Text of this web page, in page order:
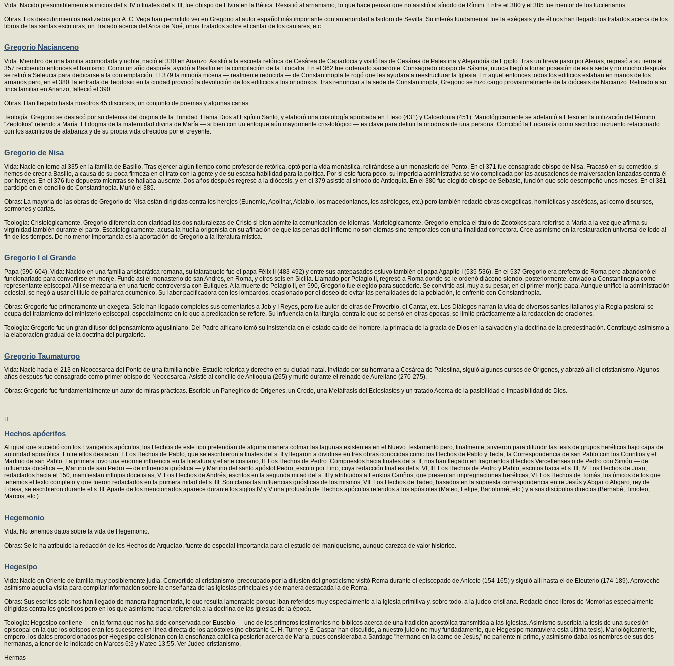
Vida: Nacido presumiblemente a inicios del s. IV o finales del s. III, fue obispo de Elvira en la Bética. Resistió al arrianismo, lo que hace pensar que no asistió al sínodo de Rímini. Entre el 380 y el 385 fue mentor de los luciferianos.
Obras: Los descubrimientos realizados por A. C. Vega han permitido ver en Gregorio al autor español más importante con anterioridad a Isidoro de Sevilla. Su interés fundamental fue la exégesis y de él nos han llegado los tratados acerca de los
libros de las santas escrituras, un Tratado acerca del Arca de Noé, unos Tratados sobre el cantar de los cantares, etc.
Gregorio Nacianceno
Vida: Miembro de una familia acomodada y noble, nació el 330 en Arianzo. Asistió a la escuela retórica de Cesárea de Capadocia y visitó las de Cesárea de Palestina y Alejandría de Egipto. Tras un breve paso por Atenas, regresó a su tierra el
357 recibiendo entonces el bautismo. Como un año después, ayudó a Basilio en la compilación de la Filocalia. En el 362 fue ordenado sacerdote. Consagrado obispo de Sásima, nunca llegó a tomar posesión de esta sede y no mucho después
se retiró a Seleucia para dedicarse a la contemplación. El 379 la minoría nicena — realmente reducida — de Constantinopla le rogó que les ayudara a reestructurar la Iglesia. En aquel entonces todos los edificios estaban en manos de los
arrianos pero, en el 380. la entrada de Teodosio en la ciudad provocó la devolución de los edificios a los ortodoxos. Tras renunciar a la sede de Constantinopla, Gregorio se hizo cargo provisionalmente de la diócesis de Nacianzo. Retirado a su
finca familiar en Arianzo, falleció el 390.
Obras: Han llegado hasta nosotros 45 discursos, un conjunto de poemas y algunas cartas.
Teología: Gregorio se destacó por su defensa del dogma de la Trinidad. Llama Dios al Espíritu Santo, y elaboró una cristología aprobada en Efeso (431) y Calcedonia (451). Mariológicamente se adelantó a Efeso en la utilización del término
"Zeotokos" referido a María. El dogma de la maternidad divina de María — si bien con un enfoque aún mayormente cris-tológico — es clave para definir la ortodoxia de una persona. Concibió la Eucaristía como sacrificio incruento relacionado
con los sacrificios de alabanza y de su propia vida ofrecidos por el creyente.
Gregorio de Nisa
Vida: Nació en torno al 335 en la familia de Basilio. Tras ejercer algún tiempo como profesor de retórica, optó por la vida monástica, retirándose a un monasterio del Ponto. En el 371 fue consagrado obispo de Nisa. Fracasó en su cometido, si
hemos de creer a Basilio, a causa de su poca firmeza en el trato con la gente y de su escasa habilidad para la política. Por si esto fuera poco, su impericia administrativa se vio complicada por las acusaciones de malversación lanzadas contra él
por herejes. En el 376 fue depuesto mientras se hallaba ausente. Dos años después regresó a la diócesis, y en el 379 asistió al sínodo de Antioquía. En el 380 fue elegido obispo de Sebaste, función que sólo desempeñó unos meses. En el 381
participó en el concilio de Constantinopla. Murió el 385.
Obras: La mayoría de las obras de Gregorio de Nisa están dirigidas contra los herejes (Eunomio, Apolinar, Ablabio, los macedonianos, los astrólogos, etc.) pero también redactó obras exegéticas, homiléticas y ascéticas, así como discursos,
sermones y cartas.
Teología: Cristológicamente, Gregorio diferencia con claridad las dos naturalezas de Cristo si bien admite la comunicación de idiomas. Mariológicamente, Gregorio emplea el título de Zeotokos para referirse a María a la vez que afirma su
virginidad también durante el parto. Escatológicamente, acusa la huella origenista en su afinación de que las penas del infierno no son eternas sino temporales con una finalidad correctora. Cree asimismo en la restauración universal de todo al
fin de los tiempos. De no menor importancia es la aportación de Gregorio a la literatura mística.
Gregorio I el Grande
Papa (590-604). Vida: Nacido en una familia aristocrática romana, su tatarabuelo fue el papa Félix II (483-492) y entre sus antepasados estuvo también el papa Agapito I (535-536). En el 537 Gregorio era prefecto de Roma pero abandonó el
funcionariado para convertirse en monje. Fundó así el monasterio de san Andrés, en Roma, y otros seis en Sicilia. Llamado por Pelagio II, regresó a Roma donde se le ordenó diácono siendo, posteriormente, enviado a Constantinopla como
representante episcopal. Allí se mezclaría en una fuerte controversia con Eutiques. A la muerte de Pelagio II, en 590, Gregorio fue elegido para sucederlo. Se convirtió así, muy a su pesar, en el primer monje papa. Aunque unificó la administración
eclesial, se negó a usar el título de patriarca ecuménico. Su labor pacificadora con los lombardos, ocasionado por el deseo de evitar las penalidades de la población, le enfrentó con Constantinopla.
Obras: Gregorio fue primeramente un exegeta. Sólo han llegado completos sus comentarios a Job y I Reyes, pero fue autor de otras de Proverbio, el Cantar, etc. Los Diálogos narran la vida de diversos santos italianos y la Regla pastoral se
ocupa del tratamiento del ministerio episcopal, especialmente en lo que a predicación se refiere. Su influencia en la liturgia, contra lo que se pensó en otras épocas, se limitó prácticamente a la redacción de oraciones.
Teología: Gregorio fue un gran difusor del pensamiento agustiniano. Del Padre africano tomó su insistencia en el estado caído del hombre, la primacía de la gracia de Dios en la salvación y la doctrina de la predestinación. Contribuyó asimismo a
la elaboración gradual de la doctrina del purgatorio.
Gregorio Taumaturgo
Vida: Nació hacia el 213 en Neocesarea del Ponto de una familia noble. Estudió retórica y derecho en su ciudad natal. Invitado por su hermana a Cesárea de Palestina, siguió algunos cursos de Orígenes, y abrazó allí el cristianismo. Algunos
años después fue consagrado como primer obispo de Neocesarea. Asistió al concilio de Antioquía (265) y murió durante el reinado de Aureliano (270-275).
Obras: Gregorio fue fundamentalmente un autor de miras prácticas. Escribió un Panegírico de Orígenes, un Credo, una Metáfrasis del Eclesiastés y un tratado Acerca de la pasibilidad e impasibilidad de Dios.
H
Hechos apócrifos
Al igual que sucedió con los Evangelios apócrifos, los Hechos de este tipo pretendían de alguna manera colmar las lagunas existentes en el Nuevo Testamento pero, finalmente, sirvieron para difundir las tesis de grupos heréticos bajo capa de
autoridad apostólica. Entre ellos destacan: I. Los Hechos de Pablo, que se escribieron a finales del s. II y llegaron a dividirse en tres obras conocidas como los Hechos de Pablo y Tecla, la Correspondencia de san Pablo con los Corintios y el
Martirio de san Pablo. La primera tuvo una enorme influencia en la literatura y el arte cristiano; II. Los Hechos de Pedro. Compuestos hacia finales del s. II, nos han llegado en fragmentos (Hechos Vercellenses o de Pedro con Simón — de
influencia docética —, Martirio de san Pedro — de influencia gnóstica — y Martirio del santo apóstol Pedro, escrito por Lino, cuya redacción final es del s. VI; III. Los Hechos de Pedro y Pablo, escritos hacia el s. III; IV. Los Hechos de Juan,
redactados hacia el 150, manifiestan influjos docetistas; V. Los Hechos de Andrés, escritos en la segunda mitad del s. III y atribuidos a Leukios Cariños, que presentan impregnaciones heréticas; VI. Los Hechos de Tomás, los únicos de los que
tenemos el texto completo y que fueron redactados en la primera mitad del s. III. Son claras las influencias gnósticas de los mismos; VII. Los Hechos de Tadeo, basados en la supuesta correspondencia entre Jesús y Abgar o Abgaro, rey de
Edesa, se escribieron durante el s. III. Aparte de los mencionados aparece durante los siglos IV y V una profusión de Hechos apócrifos referidos a los apóstoles (Mateo, Felipe, Bartolomé, etc.) y a sus discípulos directos (Bernabé, Timoteo,
Marcos, etc.).
Hegemonio
Vida: No tenemos datos sobre la vida de Hegemonio.
Obras: Se le ha atribuido la redacción de los Hechos de Arquelao, fuente de especial importancia para el estudio del maniqueísmo, aunque carezca de valor histórico.
Hegesipo
Vida: Nació en Oriente de familia muy posiblemente judía. Convertido al cristianismo, preocupado por la difusión del gnosticismo visitó Roma durante el episcopado de Aniceto (154-165) y siguió allí hasta el de Eleuterio (174-189). Aprovechó
asimismo aquella visita para compilar información sobre la enseñanza de las iglesias principales y de manera destacada la de Roma.
Obras: Sus escritos sólo nos han llegado de manera fragmentaria, lo que resulta lamentable porque iban referidos muy especialmente a la iglesia primitiva y, sobre todo, a la judeo-cristiana. Redactó cinco libros de Memorias especialmente
dirigidas contra los gnósticos pero en los que asimismo hacía referencia a la doctrina de las Iglesias de la época.
Teología: Hegesipo contiene — en la forma que nos ha sido conservada por Eusebio — uno de los primeros testimonios no-bíblicos acerca de una tradición apostólica transmitida a las Iglesias. Asimismo suscribía la tesis de una sucesión
episcopal en la que los obispos eran los sucesores en línea directa de los apóstoles (no obstante C. H. Turner y E. Caspar han discutido, a nuestro juicio no muy fundadamente, que Hegesipo mantuviera esta última tesis). Mariológicamente,
empero, los datos proporcionados por Hegesipo colisionan con la enseñanza católica posterior acerca de María, pues consideraba a Santiago "hermano en la carne de Jesús," no pariente ni primo, y asimismo daba los nombres de sus dos
hermanas, a tenor de lo indicado en Marcos 6:3 y Mateo 13:55. Ver Judeo-cristianismo.
Hermas